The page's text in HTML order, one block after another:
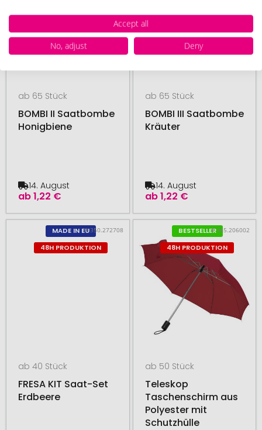
ab 65 Stück
BOMBI II Saatbombe
Honigbiene
ab1,22 €
14. August
ab 65 Stück
BOMBI III Saatbombe
Kräuter
ab1,22 €
14. August
MADE IN EU
48H PRODUKTION
# 350.272708
ab 40 Stück
FRESA KIT Saat-Set
Erdbeere
BESTSELLER
48H PRODUKTION
# 365.206002
ab 50 Stück
Teleskop
Taschenschirm aus
Polyester mit
Schutzhülle
Accept all
No, adjust
Deny